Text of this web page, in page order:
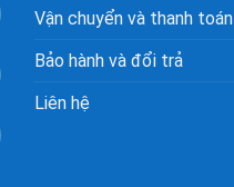
Vận chuyển và thanh toán
Bảo hành và đổi trả
Liên hệ